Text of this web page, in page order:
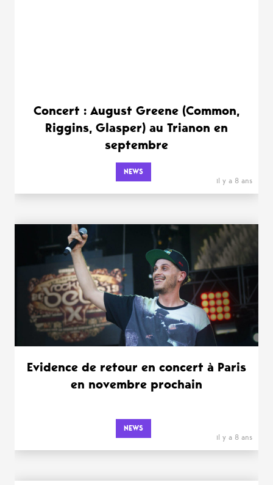
Concert : August Greene (Common,
Riggins, Glasper) au Trianon en
septembre
NEWS
il y a 8 ans
Evidence de retour en concert à Paris
en novembre prochain
NEWS
il y a 8 ans